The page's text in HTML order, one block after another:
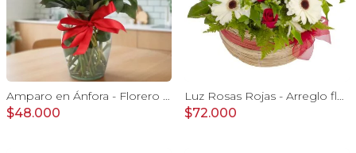
Amparo en Ánfora - Florero 12 rosas ecuatorianas rojo
$48.000
Luz Rosas Rojas - Arreglo floral en canasto circular con gerberas blancas, rosas rojas y astromelias blancas
$72.000